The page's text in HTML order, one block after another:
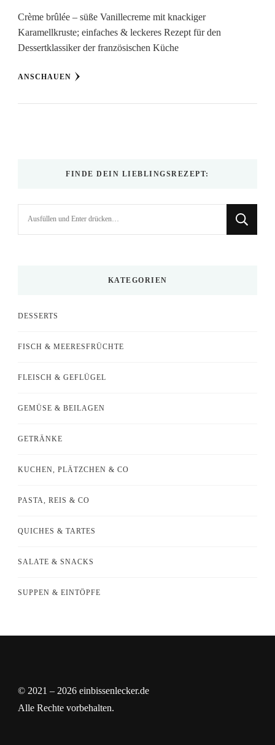
Crème brûlée – süße Vanillecreme mit knackiger
Karamellkruste; einfaches & leckeres Rezept für den
Dessertklassiker der französischen Küche
ANSCHAUEN
FINDE DEIN LIEBLINGSREZEPT:
KATEGORIEN
DESSERTS
FISCH & MEERESFRÜCHTE
FLEISCH & GEFLÜGEL
GEMÜSE & BEILAGEN
GETRÄNKE
KUCHEN, PLÄTZCHEN & CO
PASTA, REIS & CO
QUICHES & TARTES
SALATE & SNACKS
SUPPEN & EINTÖPFE
© 2021 – 2026 einbissenlecker.de
Alle Rechte vorbehalten.